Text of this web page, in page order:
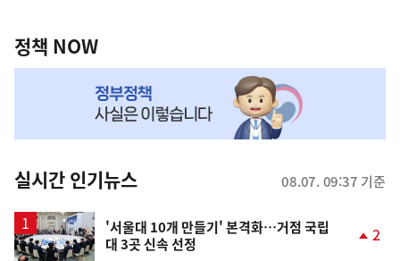
책
NOW,
뉴
스
정책 NOW
실시간 인기뉴스 08.07. 09:37 기준
'서울대 10개 만들기' 본격화…거점 국립
대 3곳 신속 선정
2